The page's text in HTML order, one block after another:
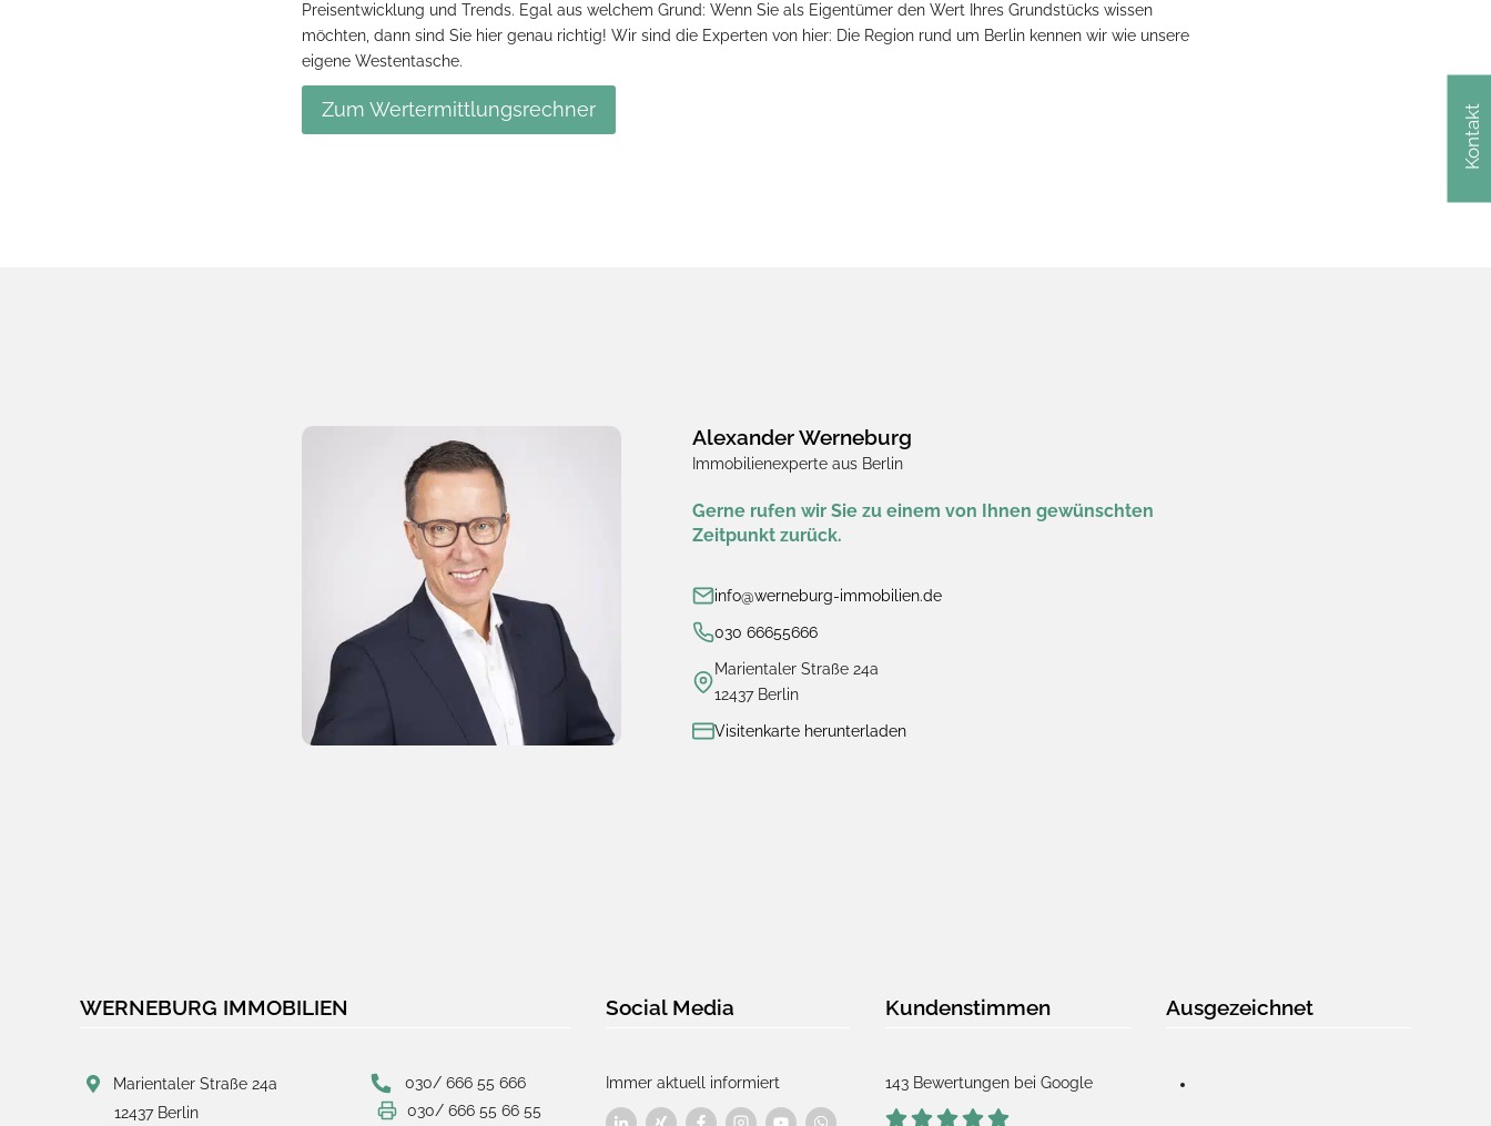
Kontakt
Preisentwicklung und Trends. Egal aus welchem Grund: Wenn Sie als Eigentümer den Wert Ihres Grundstücks wissen
möchten, dann sind Sie hier genau richtig! Wir sind die Experten von hier: Die Region rund um Berlin kennen wir wie unsere
eigene Westentasche.
Zum Wertermittlungsrechner
Alexander Werneburg
Immobilienexperte aus Berlin
Gerne rufen wir Sie zu einem von Ihnen gewünschten
Zeitpunkt zurück.
info@werneburg-immobilien.de
030 66655666
Marientaler Straße 24a
12437 Berlin
Visitenkarte herunterladen
WERNEBURG IMMOBILIEN
Marientaler Straße 24a
12437 Berlin
030/ 666 55 666
030/ 666 55 66 55
Social Media
Immer aktuell informiert
Kundenstimmen
143 Bewertungen bei Google
Ausgezeichnet